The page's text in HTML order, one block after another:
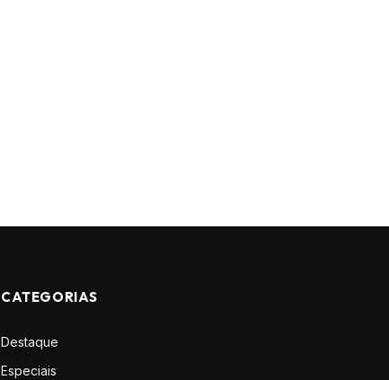
CATEGORIAS
Destaque
Especiais